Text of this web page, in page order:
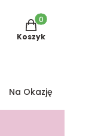
Produkty w
Koszyk
Na Okazję